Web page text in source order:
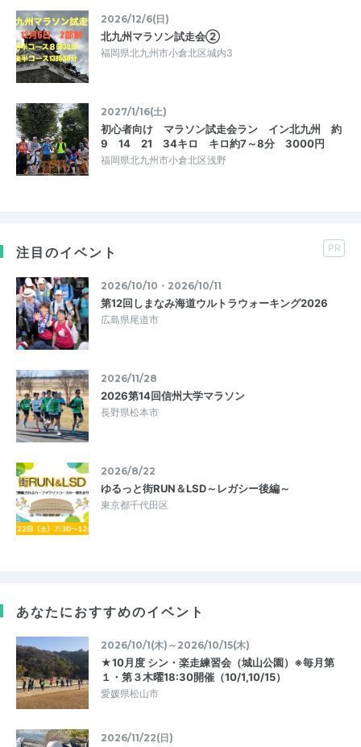
2026/12/6(日)
北九州マラソン試走会②
福岡県北九州市小倉北区城内3
2027/1/16(土)
初心者向け マラソン試走会ラン イン北九州 約
9 14 21 34キロ キロ約7～8分 3000円
福岡県北九州市小倉北区浅野
注目のイベント PR
2026/10/10・2026/10/11
第12回しまなみ海道ウルトラウォーキング2026
広島県尾道市
2026/11/28
2026第14回信州大学マラソン
長野県松本市
2026/8/22
ゆるっと街RUN＆LSD～レガシー後編～
東京都千代田区
あなたにおすすめのイベント
2026/10/1(木)～2026/10/15(木)
★10月度 シン・楽走練習会（城山公園）※毎月第
１・第３木曜18:30開催（10/1,10/15）
愛媛県松山市
2026/11/22(日)